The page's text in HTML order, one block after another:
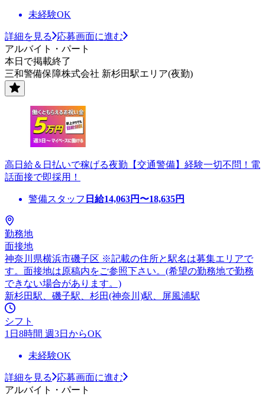
未経験OK
詳細を見る
応募画面に進む
アルバイト・パート
本日で掲載終了
三和警備保障株式会社 新杉田駅エリア(夜勤)
高日給＆日払いで稼げる夜勤【交通警備】経験一切不問！電
話面接で即採用！
警備スタッフ 日給14,063円〜18,635円
勤務地
面接地
神奈川県横浜市磯子区 ※記載の住所と駅名は募集エリアで
す。面接地は原稿内をご参照下さい。(希望の勤務地で勤務
できない場合があります。)
新杉田駅、磯子駅、杉田(神奈川)駅、屏風浦駅
シフト
1日8時間 週3日からOK
未経験OK
詳細を見る
応募画面に進む
アルバイト・パート